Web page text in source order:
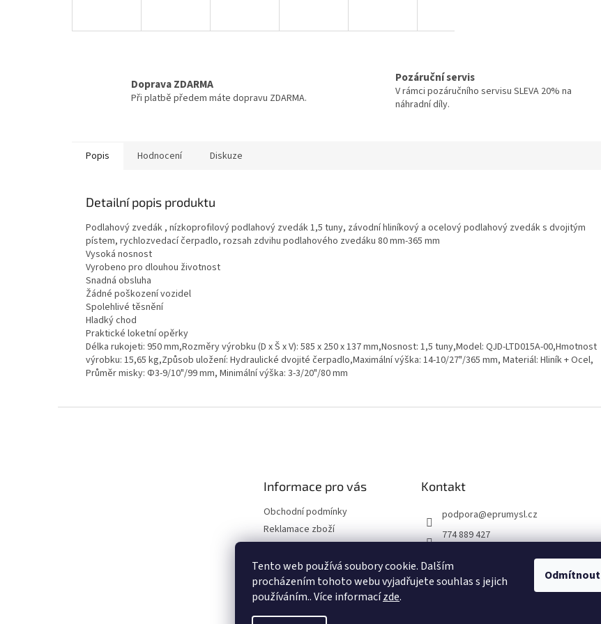
Tento web používá soubory cookie. Dalším
procházením tohoto webu vyjadřujete souhlas s jejich
používáním.. Více informacízde.
Odmítnout
Doprava ZDARMA
Při platbě předem máte dopravu ZDARMA.
Pozáruční servis
V rámci pozáručního servisu SLEVA 20% na
náhradní díly.
Popis Hodnocení Diskuze
Detailní popis produktu
Podlahový zvedák , nízkoprofilový podlahový zvedák 1,5 tuny, závodní hliníkový a ocelový podlahový zvedák s dvojitým
pístem, rychlozvedací čerpadlo, rozsah zdvihu podlahového zvedáku 80 mm-365 mm
Vysoká nosnost
Vyrobeno pro dlouhou životnost
Snadná obsluha
Žádné poškození vozidel
Spolehlivé těsnění
Hladký chod
Praktické loketní opěrky
Délka rukojeti: 950 mm,Rozměry výrobku (D x Š x V): 585 x 250 x 137 mm,Nosnost: 1,5 tuny,Model: QJD-LTD015A-00,Hmotnost
výrobku: 15,65 kg,Způsob uložení: Hydraulické dvojité čerpadlo,Maximální výška: 14-10/27"/365 mm, Materiál: Hliník + Ocel,
Průměr misky: Φ3-9/10"/99 mm, Minimální výška: 3-3/20"/80 mm
Informace pro vás
Obchodní podmínky
Reklamace zboží
Kontakty
Moje objednávka
Kontakt
podpora@eprumysl.cz
774 889 427